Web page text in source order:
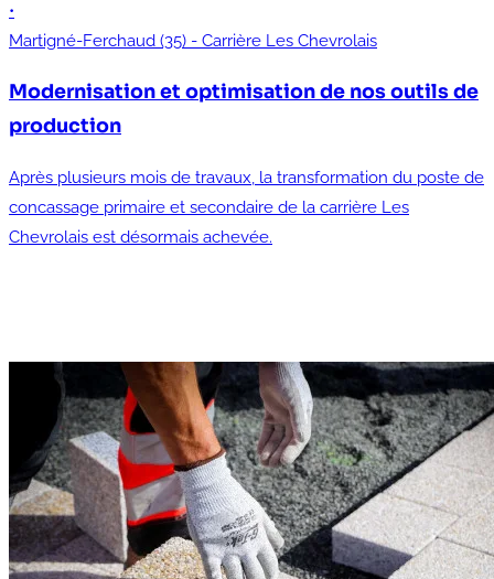
•
Martigné-Ferchaud (35) - Carrière Les Chevrolais
Modernisation et optimisation de nos outils de
production
Après plusieurs mois de travaux, la transformation du poste de
concassage primaire et secondaire de la carrière Les
Chevrolais est désormais achevée.